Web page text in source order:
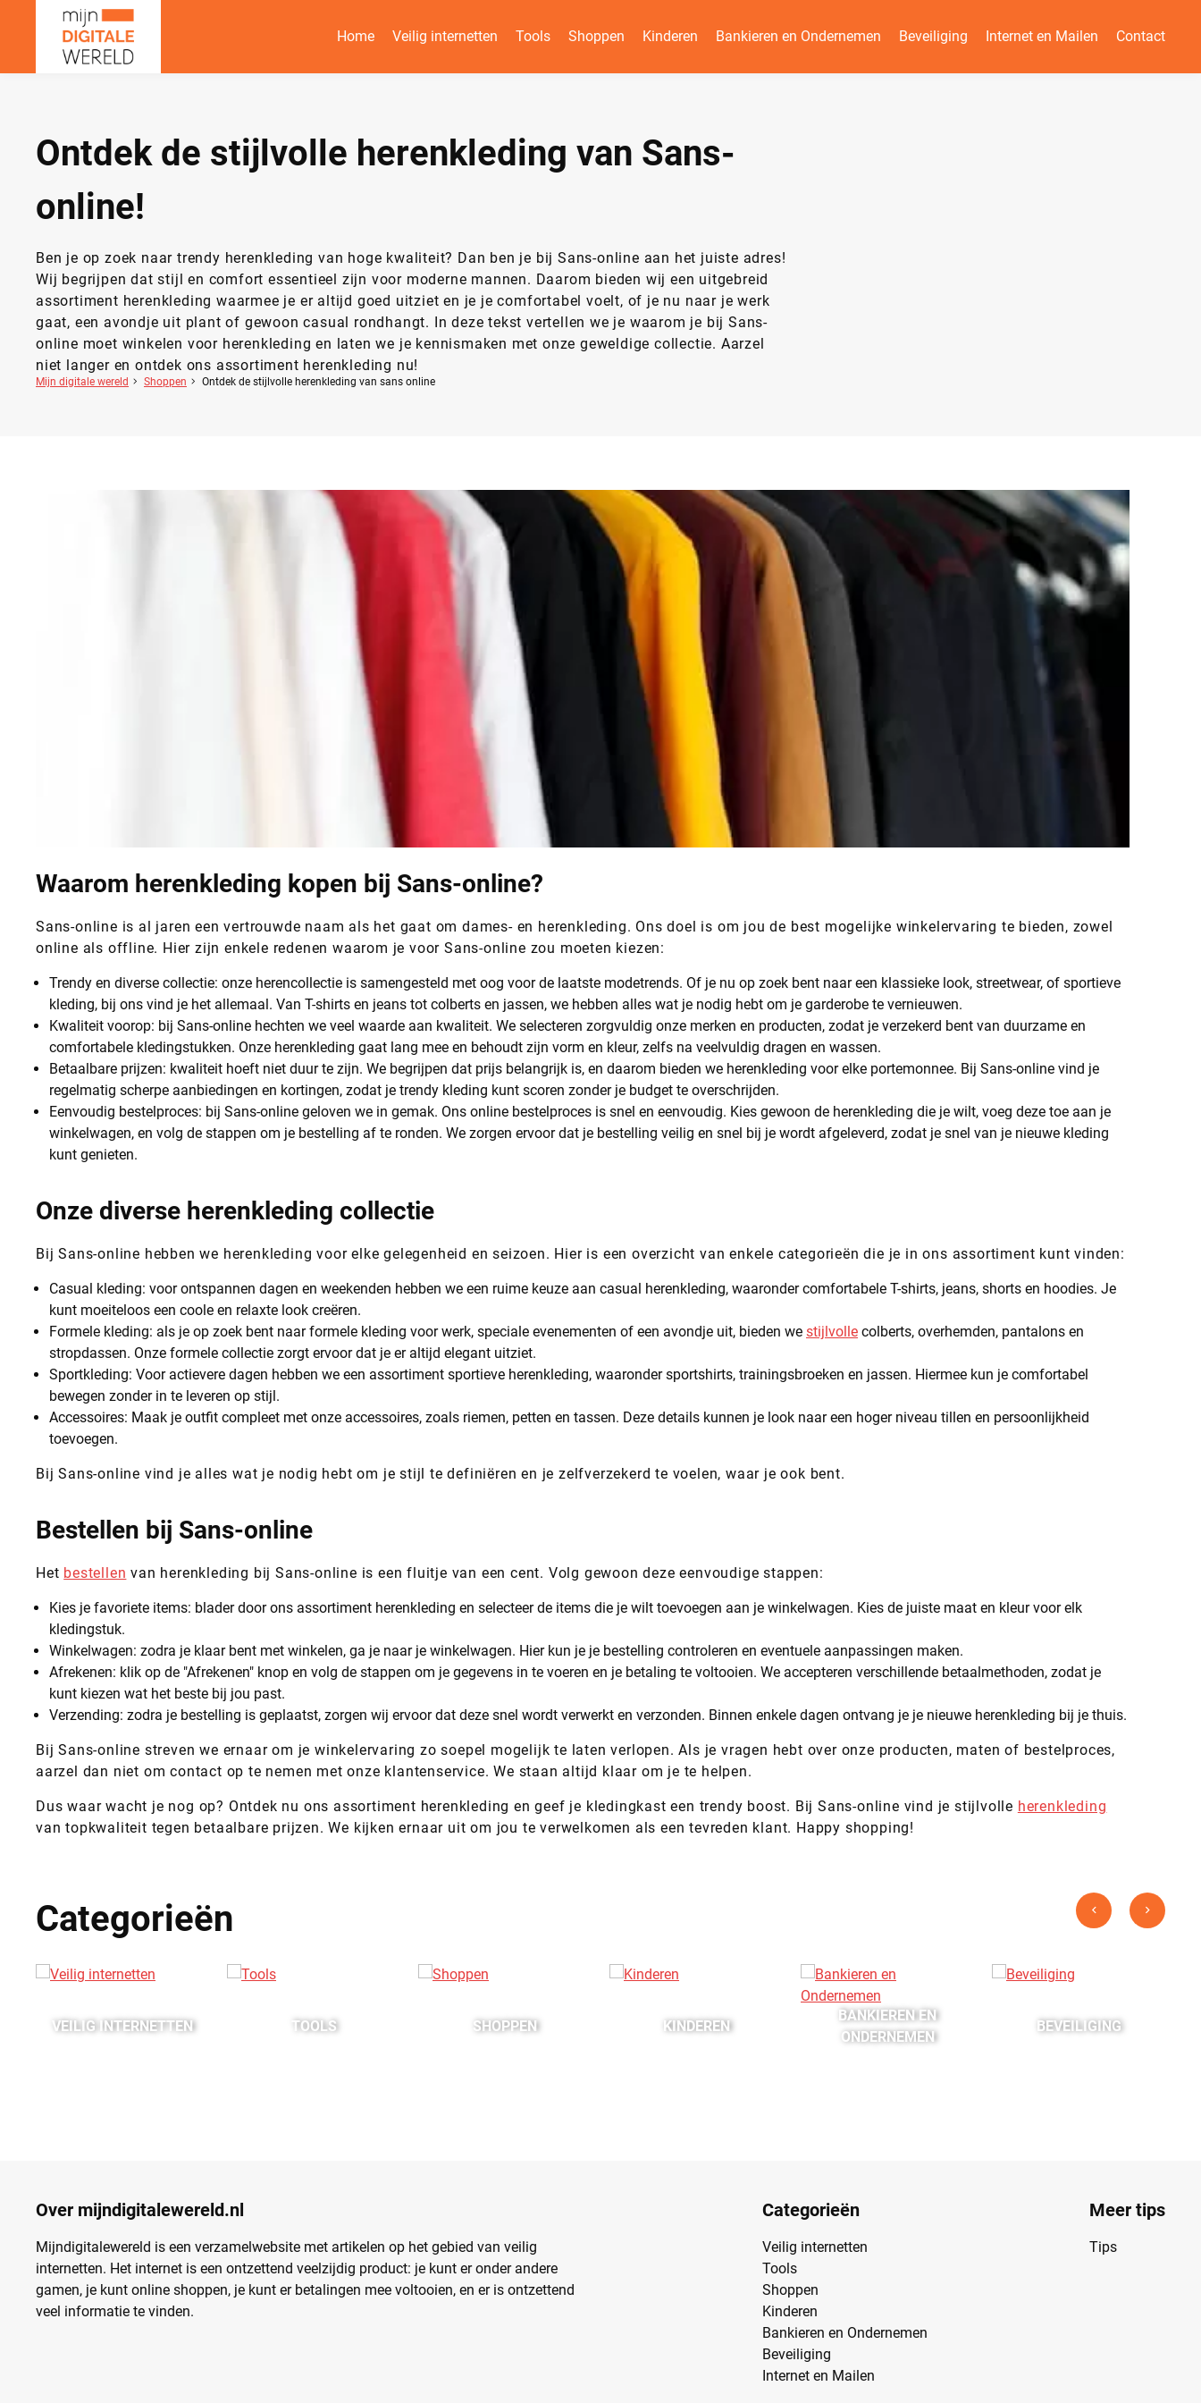
Home Veilig internetten Tools Shoppen Kinderen Bankieren en Ondernemen Beveiliging Internet en Mailen Contact
Ontdek de stijlvolle herenkleding van Sans-
online!
Ben je op zoek naar trendy herenkleding van hoge kwaliteit? Dan ben je bij Sans-online aan het juiste adres!
Wij begrijpen dat stijl en comfort essentieel zijn voor moderne mannen. Daarom bieden wij een uitgebreid
assortiment herenkleding waarmee je er altijd goed uitziet en je je comfortabel voelt, of je nu naar je werk
gaat, een avondje uit plant of gewoon casual rondhangt. In deze tekst vertellen we je waarom je bij Sans-
online moet winkelen voor herenkleding en laten we je kennismaken met onze geweldige collectie. Aarzel
niet langer en ontdek ons assortiment herenkleding nu!
Mijn digitale wereld Shoppen Ontdek de stijlvolle herenkleding van sans online
Waarom herenkleding kopen bij Sans-online?
Sans-online is al jaren een vertrouwde naam als het gaat om dames- en herenkleding. Ons doel is om jou de best mogelijke winkelervaring te bieden, zowel
online als offline. Hier zijn enkele redenen waarom je voor Sans-online zou moeten kiezen:
Trendy en diverse collectie: onze herencollectie is samengesteld met oog voor de laatste modetrends. Of je nu op zoek bent naar een klassieke look, streetwear, of sportieve
kleding, bij ons vind je het allemaal. Van T-shirts en jeans tot colberts en jassen, we hebben alles wat je nodig hebt om je garderobe te vernieuwen.
Kwaliteit voorop: bij Sans-online hechten we veel waarde aan kwaliteit. We selecteren zorgvuldig onze merken en producten, zodat je verzekerd bent van duurzame en
comfortabele kledingstukken. Onze herenkleding gaat lang mee en behoudt zijn vorm en kleur, zelfs na veelvuldig dragen en wassen.
Betaalbare prijzen: kwaliteit hoeft niet duur te zijn. We begrijpen dat prijs belangrijk is, en daarom bieden we herenkleding voor elke portemonnee. Bij Sans-online vind je
regelmatig scherpe aanbiedingen en kortingen, zodat je trendy kleding kunt scoren zonder je budget te overschrijden.
Eenvoudig bestelproces: bij Sans-online geloven we in gemak. Ons online bestelproces is snel en eenvoudig. Kies gewoon de herenkleding die je wilt, voeg deze toe aan je
winkelwagen, en volg de stappen om je bestelling af te ronden. We zorgen ervoor dat je bestelling veilig en snel bij je wordt afgeleverd, zodat je snel van je nieuwe kleding
kunt genieten.
Onze diverse herenkleding collectie
Bij Sans-online hebben we herenkleding voor elke gelegenheid en seizoen. Hier is een overzicht van enkele categorieën die je in ons assortiment kunt vinden:
Casual kleding: voor ontspannen dagen en weekenden hebben we een ruime keuze aan casual herenkleding, waaronder comfortabele T-shirts, jeans, shorts en hoodies. Je
kunt moeiteloos een coole en relaxte look creëren.
Formele kleding: als je op zoek bent naar formele kleding voor werk, speciale evenementen of een avondje uit, bieden we stijlvolle colberts, overhemden, pantalons en
stropdassen. Onze formele collectie zorgt ervoor dat je er altijd elegant uitziet.
Sportkleding: Voor actievere dagen hebben we een assortiment sportieve herenkleding, waaronder sportshirts, trainingsbroeken en jassen. Hiermee kun je comfortabel
bewegen zonder in te leveren op stijl.
Accessoires: Maak je outfit compleet met onze accessoires, zoals riemen, petten en tassen. Deze details kunnen je look naar een hoger niveau tillen en persoonlijkheid
toevoegen.
Bij Sans-online vind je alles wat je nodig hebt om je stijl te definiëren en je zelfverzekerd te voelen, waar je ook bent.
Bestellen bij Sans-online
Het bestellen van herenkleding bij Sans-online is een fluitje van een cent. Volg gewoon deze eenvoudige stappen:
Kies je favoriete items: blader door ons assortiment herenkleding en selecteer de items die je wilt toevoegen aan je winkelwagen. Kies de juiste maat en kleur voor elk
kledingstuk.
Winkelwagen: zodra je klaar bent met winkelen, ga je naar je winkelwagen. Hier kun je je bestelling controleren en eventuele aanpassingen maken.
Afrekenen: klik op de "Afrekenen" knop en volg de stappen om je gegevens in te voeren en je betaling te voltooien. We accepteren verschillende betaalmethoden, zodat je
kunt kiezen wat het beste bij jou past.
Verzending: zodra je bestelling is geplaatst, zorgen wij ervoor dat deze snel wordt verwerkt en verzonden. Binnen enkele dagen ontvang je je nieuwe herenkleding bij je thuis.
Bij Sans-online streven we ernaar om je winkelervaring zo soepel mogelijk te laten verlopen. Als je vragen hebt over onze producten, maten of bestelproces,
aarzel dan niet om contact op te nemen met onze klantenservice. We staan altijd klaar om je te helpen.
Dus waar wacht je nog op? Ontdek nu ons assortiment herenkleding en geef je kledingkast een trendy boost. Bij Sans-online vind je stijlvolle herenkleding
van topkwaliteit tegen betaalbare prijzen. We kijken ernaar uit om jou te verwelkomen als een tevreden klant. Happy shopping!
Categorieën
VEILIG INTERNETTEN TOOLS SHOPPEN KINDEREN
BANKIEREN EN
ONDERNEMEN
BEVEILIGING
Over mijndigitalewereld.nl
Mijndigitalewereld is een verzamelwebsite met artikelen op het gebied van veilig
internetten. Het internet is een ontzettend veelzijdig product: je kunt er onder andere
gamen, je kunt online shoppen, je kunt er betalingen mee voltooien, en er is ontzettend
veel informatie te vinden.
Categorieën
Veilig internetten
Tools
Shoppen
Kinderen
Bankieren en Ondernemen
Beveiliging
Internet en Mailen
Meer tips
Tips